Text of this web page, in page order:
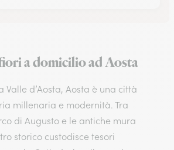
a domicilio ad Aosta
Valle d’Aosta, Aosta è una città
millenaria e modernità. Tra
di Augusto e le antiche mura
storico custodisce tesori